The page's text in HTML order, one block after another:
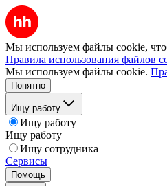
Мы используем файлы cookie,
Правила использования файлов
Мы используем файлы cookie.
Понятно
Ищу работу
Ищу работу
Ищу работу
Ищу сотрудника
Сервисы
Помощь